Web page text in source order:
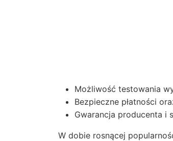
Możliwość testowania
Bezpieczne płatności
Gwarancja producenta i
W dobie rosnącej